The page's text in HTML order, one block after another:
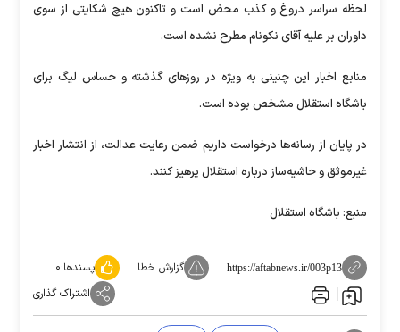
لحظه سراسر دروغ و کذب محض است و تاکنون هیچ شکایتی از سوی
داوران بر علیه آقای نکونام مطرح نشده است.
منابع اخبار این چنینی به ویژه در روز‌های گذشته و حساس لیگ برای
باشگاه استقلال مشخص بوده است.
در پایان از رسانه‌ها درخواست داریم ضمن رعایت عدالت، از انتشار اخبار
غیرموثق و حاشیه‌ساز درباره استقلال پرهیز کنند.
منبع: باشگاه استقلال
https://aftabnews.ir/003p13 گزارش خطا پسندها:۰
اشتراک گذاری